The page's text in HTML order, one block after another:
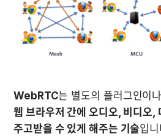
WebRTC
웹 브라우저 간에 오디오, 비디오,
주고받을 수 있게 해주는 기술입니